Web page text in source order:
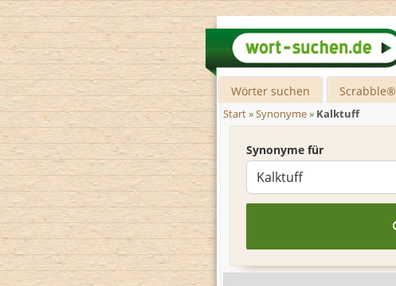
Wörter suchen Scrabble®
Start»Synonyme» Kalktuff
Synonyme für